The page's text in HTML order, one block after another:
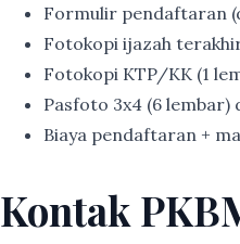
Formulir pendaftaran
Fotokopi ijazah
Fotokopi KTP/KK (1
Pasfoto 3x4 (6 lembar)
Biaya pendaftaran +
Kontak